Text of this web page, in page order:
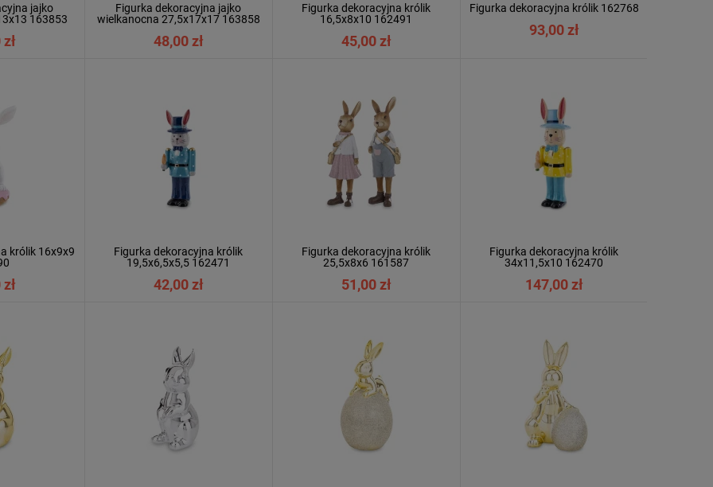
jajko
163853
Figurka dekoracyjna jajko
wielkanocna 27,5x17x17 163858
48,00 zł
Figurka dekoracyjna królik
16,5x8x10 162491
45,00 zł
Figurka dekoracyjna królik 162768
93,00 zł
królik 16x9x9
Figurka dekoracyjna królik
19,5x6,5x5,5 162471
42,00 zł
Figurka dekoracyjna królik
25,5x8x6 161587
51,00 zł
Figurka dekoracyjna królik
34x11,5x10 162470
147,00 zł